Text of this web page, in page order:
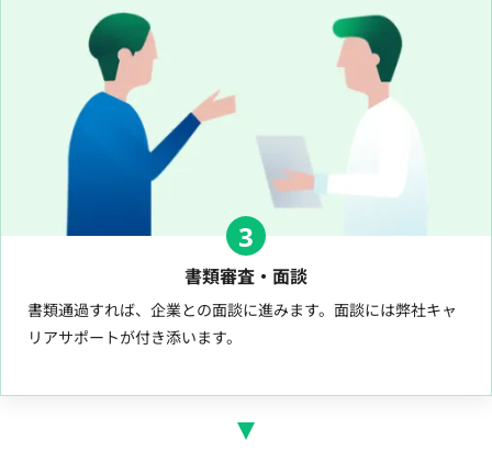
3
書類審査・面談
書類通過すれば、企業との面談に進みます。面談には弊社キャ
リアサポートが付き添います。